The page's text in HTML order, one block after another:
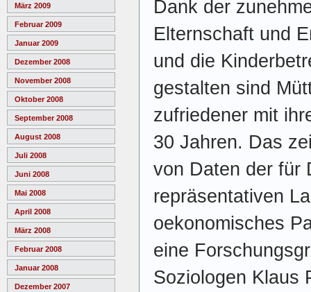
März 2009
Februar 2009
Januar 2009
Dezember 2008
November 2008
Oktober 2008
September 2008
August 2008
Juli 2008
Juni 2008
Mai 2008
April 2008
März 2008
Februar 2008
Januar 2008
Dezember 2007
Dank der
Elternschaft und
und die
gestalten sind
zufriedener mit
30 Jahren. Das
von Daten der für
repräsentativen
oekonomisches
eine
Soziologen Klaus